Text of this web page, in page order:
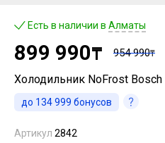
Холодильник NoFrost Bosch
Артикул 2842
Есть в наличии в Алматы
до 134 999 бонусов
899 990₸ 954 990₸